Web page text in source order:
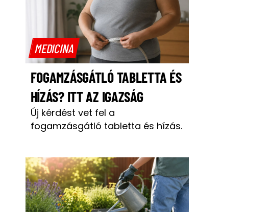
MEDICINA
FOGAMZÁSGÁTLÓ TABLETTA ÉS
HÍZÁS? ITT AZ IGAZSÁG
Új kérdést vet fel a
fogamzásgátló tabletta és hízás.